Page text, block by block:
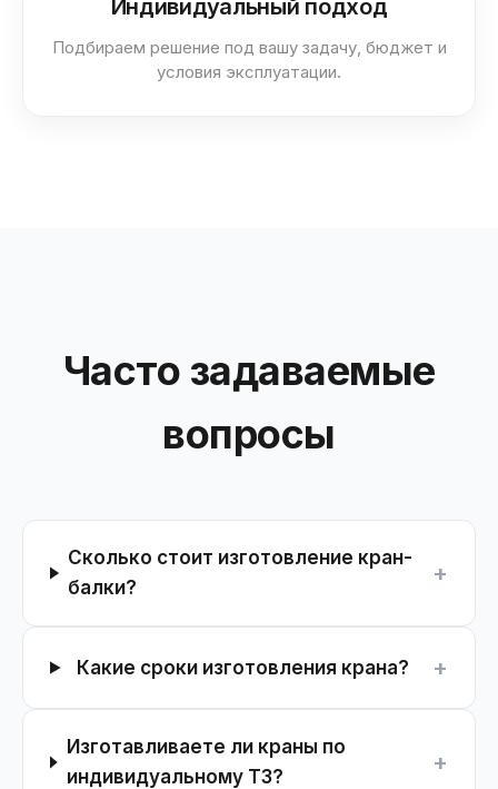
Индивидуальный подход
Подбираем решение под вашу задачу, бюджет и
условия эксплуатации.
Часто задаваемые
вопросы
Сколько стоит изготовление кран-
балки?
+
Какие сроки изготовления крана? +
Изготавливаете ли краны по
индивидуальному ТЗ?
+